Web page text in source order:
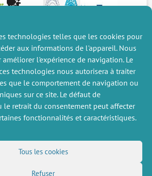
technologies telles que les cookies pour
aux informations de l'appareil. Nous
l'expérience de navigation. Le
technologies nous autorisera à traiter
que le comportement de navigation ou
sur ce site. Le défaut de
le retrait du consentement peut affecter
fonctionnalités et caractéristiques.
Tous les cookies
Refuser
NOUS SUIVRE